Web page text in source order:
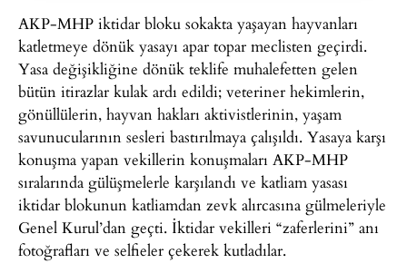
AKP-MHP iktidar bloku sokakta yaşayan hayvanları
katletmeye dönük yasayı apar topar meclisten geçirdi.
Yasa değişikliğine dönük teklife muhalefetten gelen
bütün itirazlar kulak ardı edildi; veteriner hekimlerin,
gönüllülerin, hayvan hakları aktivistlerinin, yaşam
savunucularının sesleri bastırılmaya çalışıldı. Yasaya karşı
konuşma yapan vekillerin konuşmaları AKP-MHP
sıralarında gülüşmelerle karşılandı ve katliam yasası
iktidar blokunun katliamdan zevk alırcasına gülmeleriyle
Genel Kurul’dan geçti. İktidar vekilleri “zaferlerini” anı
fotoğrafları ve selfieler çekerek kutladılar.